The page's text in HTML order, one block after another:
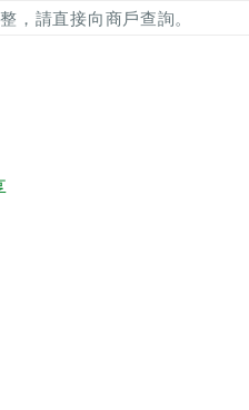
，請直接向商戶查詢。